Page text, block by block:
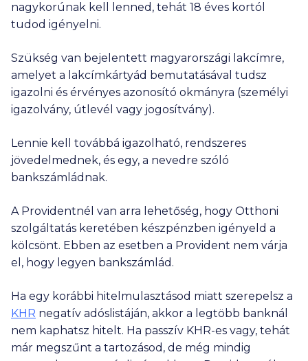
nagykorúnak kell lenned, tehát 18 éves kortól
tudod igényelni.
Szükség van bejelentett magyarországi lakcímre,
amelyet a lakcímkártyád bemutatásával tudsz
igazolni és érvényes azonosító okmányra (személyi
igazolvány, útlevél vagy jogosítvány).
Lennie kell továbbá igazolható, rendszeres
jövedelmednek, és egy, a nevedre szóló
bankszámládnak.
A Providentnél van arra lehetőség, hogy Otthoni
szolgáltatás keretében készpénzben igényeld a
kölcsönt. Ebben az esetben a Provident nem várja
el, hogy legyen bankszámlád.
Ha egy korábbi hitelmulasztásod miatt szerepelsz a
KHR negatív adóslistáján, akkor a legtöbb banknál
nem kaphatsz hitelt. Ha passzív KHR-es vagy, tehát
már megszűnt a tartozásod, de még mindig